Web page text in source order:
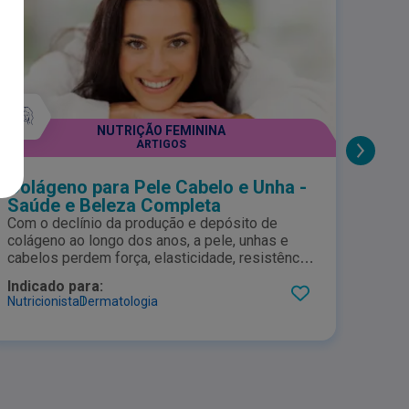
NUTRIÇÃO FEMININA
ARTIGOS
Colágeno para Pele Cabelo e Unha -
Saúde e Beleza Completa
Com o declínio da produção e depósito de
colágeno ao longo dos anos, a pele, unhas e
cabelos perdem força, elasticidade, resistência
aparentar sinais claros de envelhecimento.
Conheça os benefícios do colágeno hidrolisado
Indicado para:
NutricionistaDermatologia